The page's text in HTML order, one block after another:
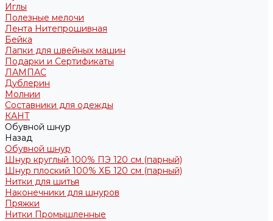
Иглы
Полезные мелочи
Лента Нитепрошивная
Бейка
Лапки для швейных машин
Подарки и Сертификаты
ЛАМПАС
Дублерин
Молнии
Составники для одежды
КАНТ
Обувной шнур
Назад
Обувной шнур
Шнур круглый 100% ПЭ 120 см (парный)
Шнур плоский 100% ХБ 120 см (парный)
Нитки для шитья
Наконечники для шнуров
Пряжки
Нитки Промышленные